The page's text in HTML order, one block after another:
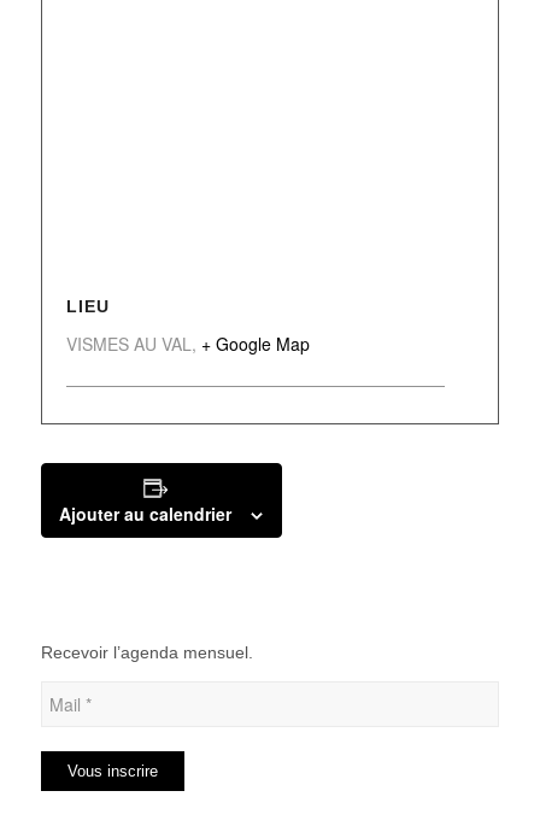
LIEU
VISMES AU VAL , + Google Map
Ajouter au calendrier
Recevoir l’agenda mensuel.